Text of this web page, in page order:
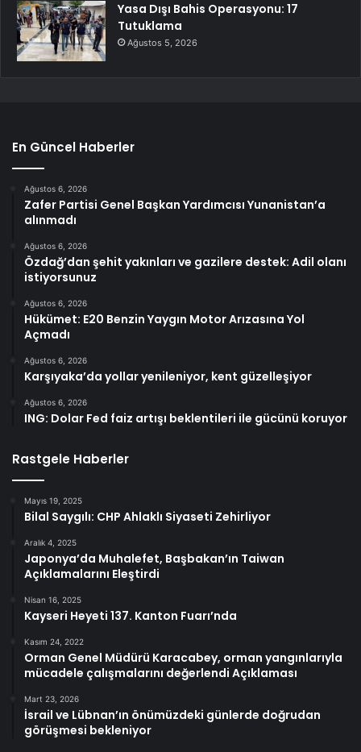
Yasa Dışı Bahis Operasyonu: 17
Tutuklama
Ağustos 5, 2026
En Güncel Haberler
Ağustos 6, 2026
Zafer Partisi Genel Başkan Yardımcısı Yunanistan’a
alınmadı
Ağustos 6, 2026
Özdağ’dan şehit yakınları ve gazilere destek: Adil olanı
istiyorsunuz
Ağustos 6, 2026
Hükümet: E20 Benzin Yaygın Motor Arızasına Yol
Açmadı
Ağustos 6, 2026
Karşıyaka’da yollar yenileniyor, kent güzelleşiyor
Ağustos 6, 2026
ING: Dolar Fed faiz artışı beklentileri ile gücünü koruyor
Rastgele Haberler
Mayıs 19, 2025
Bilal Saygılı: CHP Ahlaklı Siyaseti Zehirliyor
Aralık 4, 2025
Japonya’da Muhalefet, Başbakan’ın Taiwan
Açıklamalarını Eleştirdi
Nisan 16, 2025
Kayseri Heyeti 137. Kanton Fuarı’nda
Kasım 24, 2022
Orman Genel Müdürü Karacabey, orman yangınlarıyla
mücadele çalışmalarını değerlendi Açıklaması
Mart 23, 2026
İsrail ve Lübnan’ın önümüzdeki günlerde doğrudan
görüşmesi bekleniyor